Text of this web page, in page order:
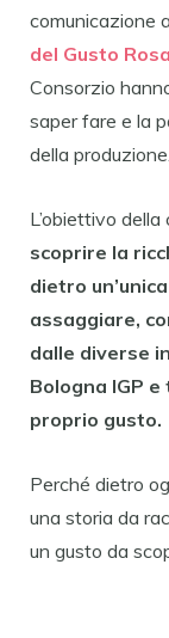
comunicazione
del Gusto Rosa
Consorzio
saper fare e la
della produzione.
L’obiettivo
scoprire la
dietro
assaggiare,
dalle diverse
Bologna IGP
proprio gusto.
Perché dietro
una storia da
un gusto da